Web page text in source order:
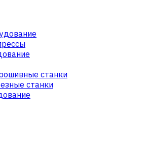
станки
станки